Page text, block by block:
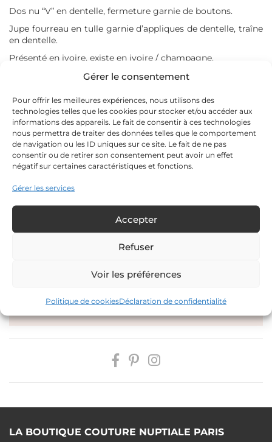
Gérer le consentement
Pour offrir les meilleures expériences, nous utilisons des
technologies telles que les cookies pour stocker et/ou accéder aux
informations des appareils. Le fait de consentir à ces technologies
nous permettra de traiter des données telles que le comportement
de navigation ou les ID uniques sur ce site. Le fait de ne pas
consentir ou de retirer son consentement peut avoir un effet
négatif sur certaines caractéristiques et fonctions.
Gérer les services
Accepter
Refuser
Voir les préférences
Politique de cookiesDéclaration de confidentialité
MA SÉLECTION
Aucun produit dans votre sélection
Voir ma sélection
Dos nu “V” en dentelle, fermeture garnie de boutons.
Jupe fourreau en tulle garnie d’appliques de dentelle, traîne
en dentelle.
Présenté en ivoire, existe en ivoire / champagne.
modifications (qui donnent lieues à un devis) sur ce modèle
lors de votre rendez-vous.
Quelle est ma taille ?
PRENDRE RENDEZ-VOUS
LA BOUTIQUE COUTURE NUPTIALE PARIS